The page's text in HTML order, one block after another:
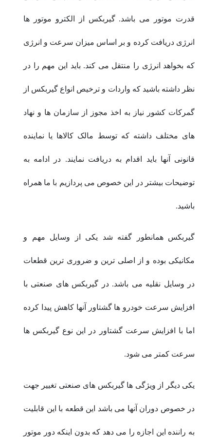
قدرت موتور می باشد. گیربکس از الکترو موتور ها
انرژی دریافت کرده و بر اساس میزان سرعت و انرژی
که بخواهد انرژی را منتقل می کند. باید این مهم را در
نظر داشته باشید که واردات و ترخیص انواع گیربکس از
گمرکات کشور نیاز به اخذ مجوز از سازمان ها و نهاد
های مختلف داشته که توسط مالک کالاها یا نماینده
قانونی آنها باید اقدام به دریافت نمایند. در ادامه به
توضیحات بیشتر در این خصوص می پردازیم با ما همراه
باشید.
گیربکس همانطور گفته شد یکی از وسایل مهم و
مکانیکی بوده و از اصلی ترین و ضروری ترین قطعات
در وسایل نقلیه می باشد. در گیربکس های صنعتی با
افزایش سرعت خودرو ها گشتاور آنها کاهش پیدا کرده
اما با افزایش سرعت گشتاور در این نوع گیربکس ها
سرعت کمتر می شود.
یکی دیگر از ویژگی ها گیربکس های صنعتی تغییر جهت
در خصوص دوران آنها می باشد این قطعه با این قابلیت
به راننده این اجازه را می دهد که بدون اینکه دور موتور